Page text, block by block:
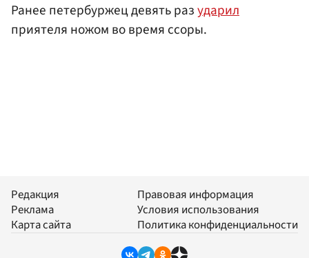
Ранее петербуржец девять разударил
приятеля ножом во время ссоры.
Редакция
Реклама
Карта сайта
Правовая информация
Условия использования
Политика конфиденциальности